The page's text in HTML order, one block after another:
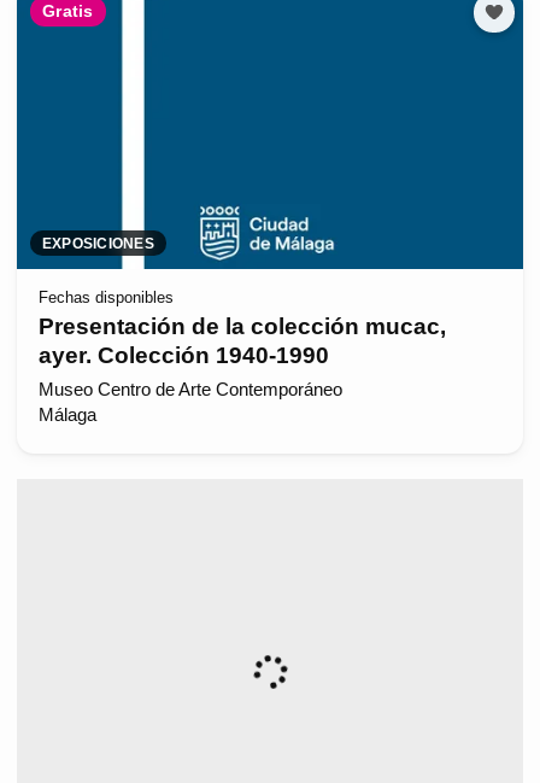
Gratis
EXPOSICIONES
Fechas disponibles
Presentación de la colección mucac,
ayer. Colección 1940-1990
Museo Centro de Arte Contemporáneo
Málaga